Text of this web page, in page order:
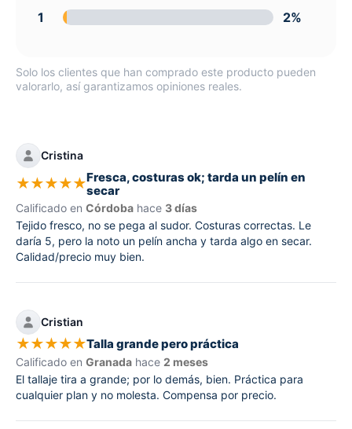
1
2%
Solo los clientes que han comprado este producto pueden
valorarlo, así garantizamos opiniones reales.
Cristina
★★★★★Fresca, costuras ok; tarda un pelín en
secar
Calificado en Córdoba hace 3 días
Tejido fresco, no se pega al sudor. Costuras correctas. Le
daría 5, pero la noto un pelín ancha y tarda algo en secar.
Calidad/precio muy bien.
Cristian
★★★★★Talla grande pero práctica
Calificado en Granada hace 2 meses
El tallaje tira a grande; por lo demás, bien. Práctica para
cualquier plan y no molesta. Compensa por precio.